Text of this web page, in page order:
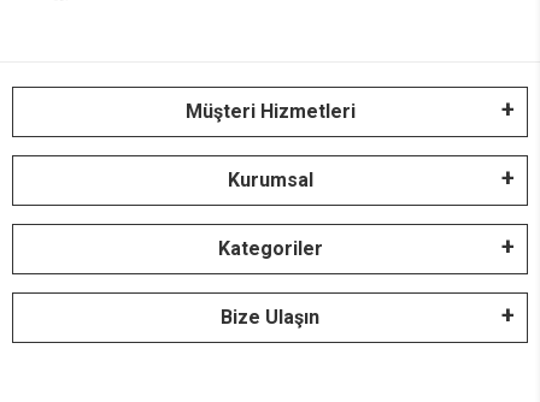
Müşteri Hizmetleri
Kurumsal
Kategoriler
Bize Ulaşın